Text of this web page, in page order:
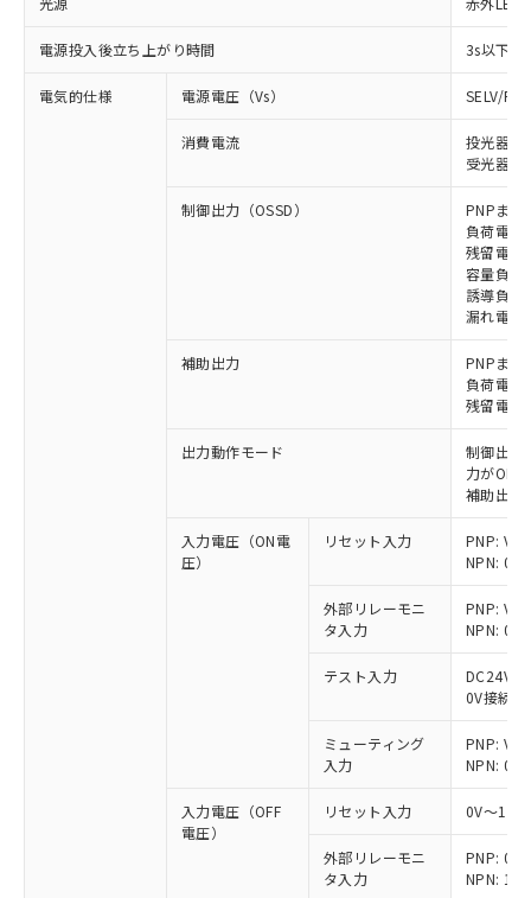
電源投入後立ち上がり時間 3s以下
電気的仕様 電源電圧（Vs） SELV/
消費電流
投光器:
受光器:
制御出力（OSSD）
PNPまた
負荷電流
残留電圧
容量負荷
誘導負荷
漏れ電流
補助出力
PNPまた
負荷電流
残留電圧
出力動作モード
制御出力
力がON)
補助出力
入力電圧（ON電
圧）
リセット入力
PNP: Vs-
NPN: 0
外部リレーモニ
タ入力
PNP: Vs-
NPN: 0
テスト入力
DC24V
0V接続
ミューティング
入力
PNP: Vs-
NPN: 0
入力電圧（OFF
電圧）
リセット入力 0V～1/
外部リレーモニ
タ入力
PNP: 0V
NPN: 1/